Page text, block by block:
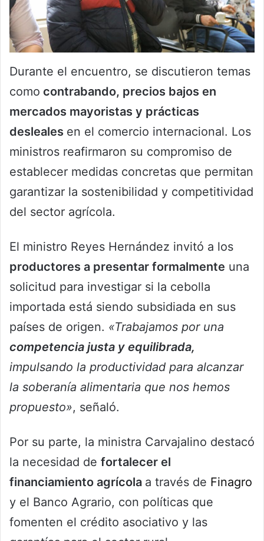
Durante el encuentro, se discutieron temas
como contrabando, precios bajos en
mercados mayoristas y prácticas
desleales en el comercio internacional. Los
ministros reafirmaron su compromiso de
establecer medidas concretas que permitan
garantizar la sostenibilidad y competitividad
del sector agrícola.
El ministro Reyes Hernández invitó a los
productores a presentar formalmente una
solicitud para investigar si la cebolla
importada está siendo subsidiada en sus
países de origen. «Trabajamos por una
competencia justa y equilibrada,
impulsando la productividad para alcanzar
la soberanía alimentaria que nos hemos
propuesto», señaló.
Por su parte, la ministra Carvajalino destacó
la necesidad de fortalecer el
financiamiento agrícola a través de Finagro
y el Banco Agrario, con políticas que
fomenten el crédito asociativo y las